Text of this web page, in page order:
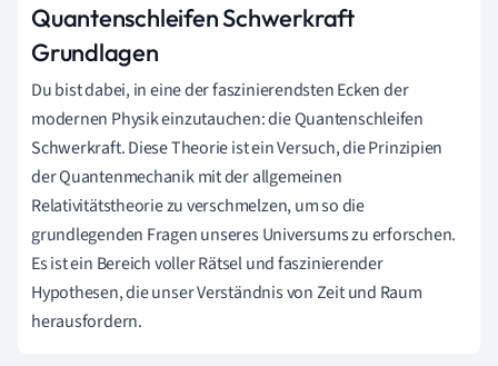
Quantenschleifen Schwerkraft
Grundlagen
Du bist dabei, in eine der faszinierendsten Ecken der
modernen Physik einzutauchen: die Quantenschleifen
Schwerkraft. Diese Theorie ist ein Versuch, die Prinzipien
der Quantenmechanik mit der allgemeinen
Relativitätstheorie zu verschmelzen, um so die
grundlegenden Fragen unseres Universums zu erforschen.
Es ist ein Bereich voller Rätsel und faszinierender
Hypothesen, die unser Verständnis von Zeit und Raum
herausfordern.